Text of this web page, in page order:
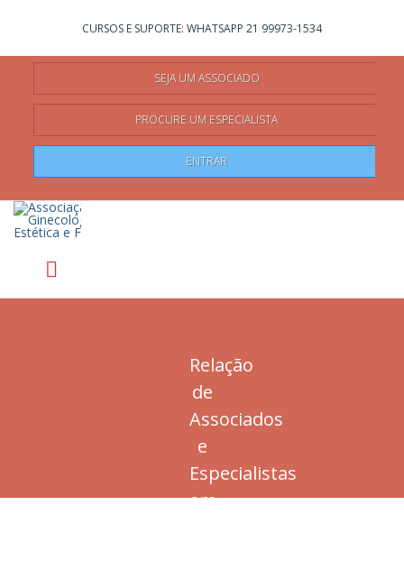
Pesquisar
CURSOS E SUPORTE: WHATSAPP 21 99973-1534
SEJA UM ASSOCIADO
PROCURE UM ESPECIALISTA
ENTRAR
Relação
de
Associados
e
Especialistas
em